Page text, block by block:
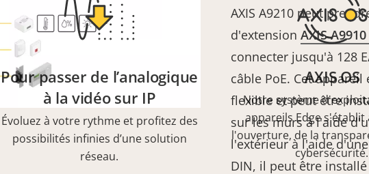
AXIS A9210 peut
d'extension AXIS A9910
connecter jusqu'à 128
câble PoE. Cet
flexible et peut être
sur les murs à l'aide
l'extérieur à l'aide
DIN, il peut être
Pour passer de l’analogique
à la vidéo sur IP
Évoluez à votre rythme et profitez des
possibilités infinies d’une solution
réseau.
AXIS OS
Notre système
appareils Edge
l'ouverture, de la
cybersécurité.